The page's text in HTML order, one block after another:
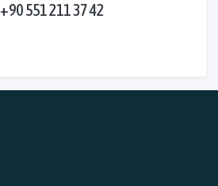
+90 551 211 37 42